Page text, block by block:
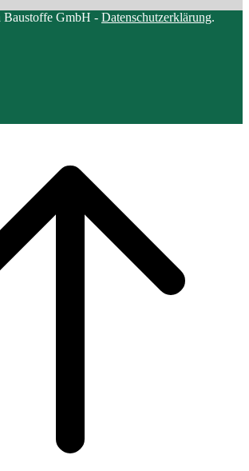
Baustoffe GmbH - Datenschutzerklärung.